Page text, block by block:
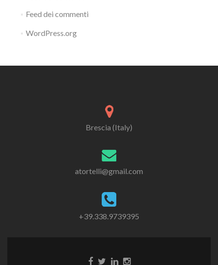
Feed dei commenti
WordPress.org
Brescia (Italy)
atortelli@gmail.com
+39.338.9739395